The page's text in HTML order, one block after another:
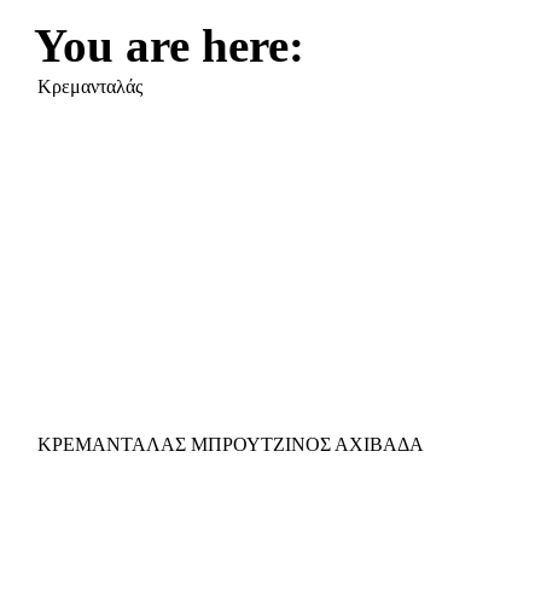
You are here:
Κρεμανταλάς
ΚΡΕΜΑΝΤΑΛΑΣ ΜΠΡΟΥΤΖΙΝΟΣ ΑΧΙΒΑΔΑ